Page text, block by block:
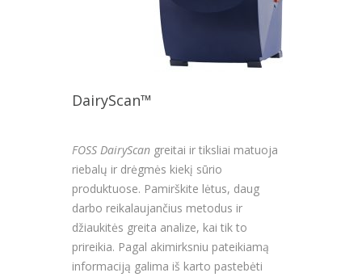
DairyScan™
FOSS DairyScan greitai ir tiksliai matuoja
riebalų ir drėgmės kiekį sūrio
produktuose. Pamirškite lėtus, daug
darbo reikalaujančius metodus ir
džiaukitės greita analize, kai tik to
prireikia. Pagal akimirksniu pateikiamą
informaciją galima iš karto pastebėti